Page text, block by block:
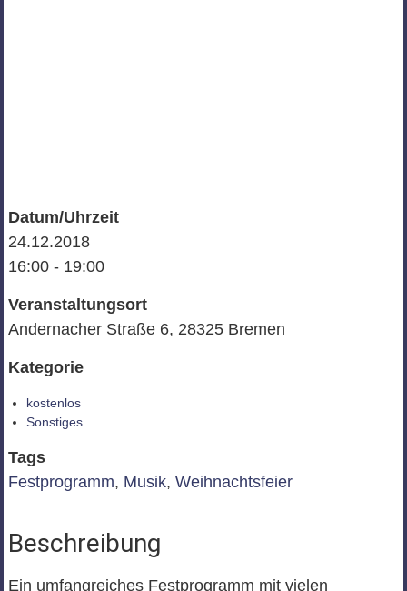
Datum/Uhrzeit
24.12.2018
16:00 - 19:00
Veranstaltungsort
Andernacher Straße 6, 28325 Bremen
Kategorie
kostenlos
Sonstiges
Tags
Festprogramm, Musik, Weihnachtsfeier
Beschreibung
Ein umfangreiches Festprogramm mit vielen